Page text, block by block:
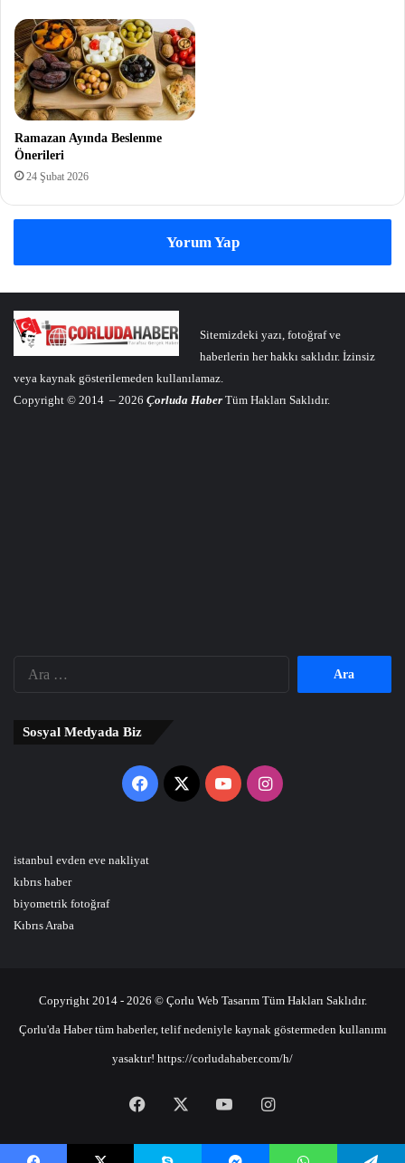
Ramazan Ayında Beslenme
Önerileri
24 Şubat 2026
Yorum Yap
Sitemizdeki yazı, fotoğraf ve
haberlerin her hakkı saklıdır. İzinsiz
veya kaynak gösterilemeden kullanılamaz.
Copyright © 2014 – 2026 Çorluda Haber Tüm Hakları Saklıdır.
Sosyal Medyada Biz
Facebook
X YouTubeInstagram
istanbul evden eve nakliyat
kıbrıs haber
biyometrik fotoğraf
Kıbrıs Araba
Copyright 2014 - 2026 © Çorlu Web Tasarım Tüm Hakları Saklıdır.
Çorlu'da Haber tüm haberler, telif nedeniyle kaynak göstermeden kullanımı
yasaktır! https://corludahaber.com/h/
Facebook YouTubeInstagram